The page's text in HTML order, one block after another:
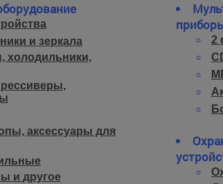
и зеркала
холодильники,
аксессуары для
и другое
2